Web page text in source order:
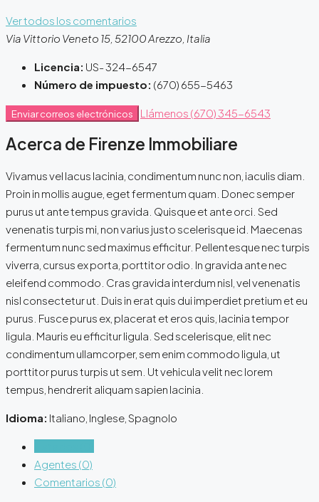
Ver todos los comentarios
Via Vittorio Veneto 15, 52100 Arezzo, Italia
Licencia: US- 324-6547
Número de impuesto: (670) 655-5463
Enviar correos electrónicos Llámenos (670) 345-6543
Acerca de Firenze Immobiliare
Vivamus vel lacus lacinia, condimentum nunc non, iaculis diam.
Proin in mollis augue, eget fermentum quam. Donec semper
purus ut ante tempus gravida. Quisque et ante orci. Sed
venenatis turpis mi, non varius justo scelerisque id. Maecenas
fermentum nunc sed maximus efficitur. Pellentesque nec turpis
viverra, cursus ex porta, porttitor odio. In gravida ante nec
eleifend commodo. Cras gravida interdum nisl, vel venenatis
nisl consectetur ut. Duis in erat quis dui imperdiet pretium et eu
purus. Fusce purus ex, placerat et eros quis, lacinia tempor
ligula. Mauris eu efficitur ligula. Sed scelerisque, elit nec
condimentum ullamcorper, sem enim commodo ligula, ut
porttitor purus turpis ut sem. Ut vehicula velit nec lorem
tempus, hendrerit aliquam sapien lacinia.
Idioma: Italiano, Inglese, Spagnolo
Agentes (0)
Comentarios (0)